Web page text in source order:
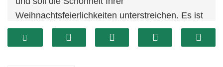
Weihnachtsfeierlichkeiten unterstreichen. Es ist
aus hochwertigen Materialien gefertigt und sorgt
für Strapazierfähigkeit und Langlebigkeit,